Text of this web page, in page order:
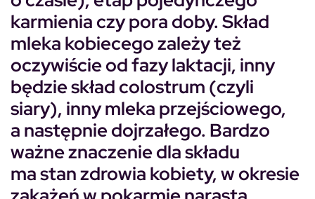
karmienia czy pora doby. Skład
mleka kobiecego zależy też
oczywiście od fazy laktacji, inny
będzie skład colostrum (czyli
siary), inny mleka przejściowego,
a następnie dojrzałego. Bardzo
ważne znaczenie dla składu
ma stan zdrowia kobiety, w okresie